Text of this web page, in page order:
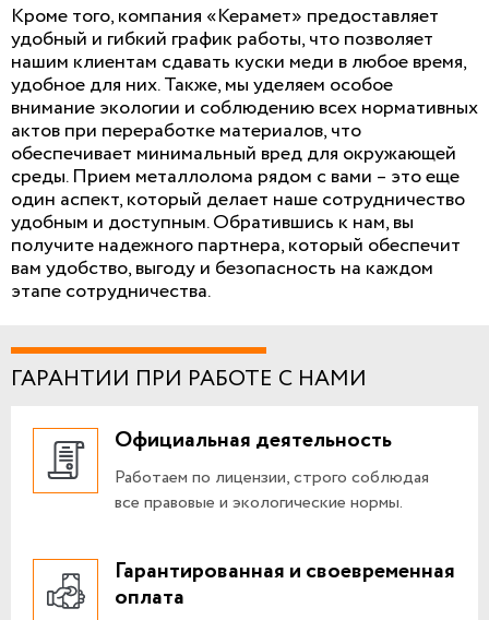
Кроме того, компания «Керамет» предоставляет
удобный и гибкий график работы, что позволяет
нашим клиентам сдавать куски меди в любое время,
удобное для них. Также, мы уделяем особое
внимание экологии и соблюдению всех нормативных
актов при переработке материалов, что
обеспечивает минимальный вред для окружающей
среды. Прием металлолома рядом с вами – это еще
один аспект, который делает наше сотрудничество
удобным и доступным. Обратившись к нам, вы
получите надежного партнера, который обеспечит
вам удобство, выгоду и безопасность на каждом
этапе сотрудничества.
ГАРАНТИИ ПРИ РАБОТЕ С НАМИ
Официальная деятельность
Работаем по лицензии, строго соблюдая
все правовые и экологические нормы.
Гарантированная и своевременная
оплата